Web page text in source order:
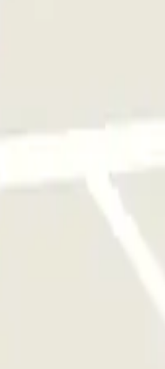
uma hora antes da
locais que o parque de
de estacionamento uma
de estacionamento
as vezes